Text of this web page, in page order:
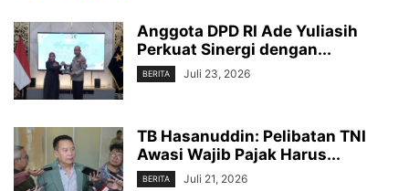
Anggota DPD RI Ade Yuliasih
Perkuat Sinergi dengan...
BERITA Juli 23, 2026
TB Hasanuddin: Pelibatan TNI
Awasi Wajib Pajak Harus...
BERITA Juli 21, 2026